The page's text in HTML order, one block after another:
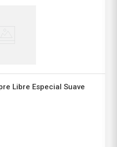
Libre Especial Suave